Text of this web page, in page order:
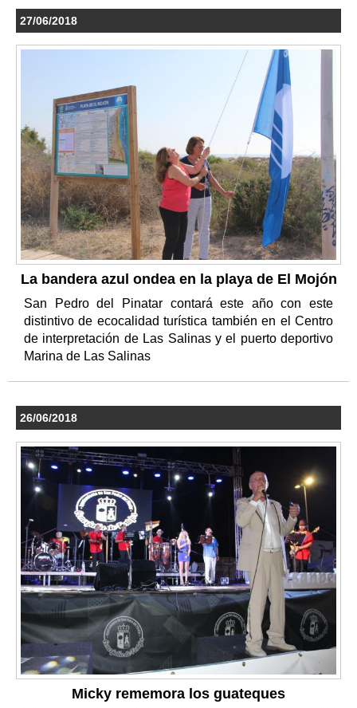
27/06/2018
La bandera azul ondea en la playa de El Mojón
San Pedro del Pinatar contará este año con este
distintivo de ecocalidad turística también en el Centro
de interpretación de Las Salinas y el puerto deportivo
Marina de Las Salinas
26/06/2018
Micky rememora los guateques